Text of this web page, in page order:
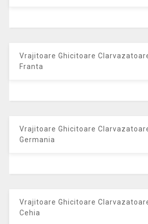
Vrajitoare Ghicitoare
Franta
Vrajitoare Ghicitoare
Germania
Vrajitoare Ghicitoare
Cehia